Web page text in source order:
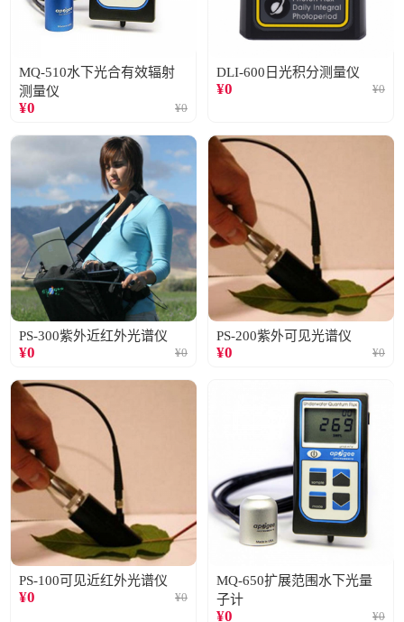
MQ-510水下光合有效辐射
测量仪
¥0 ¥0
DLI-600日光积分测量仪
¥0 ¥0
PS-300紫外近红外光谱仪
¥0 ¥0
PS-200紫外可见光谱仪
¥0 ¥0
PS-100可见近红外光谱仪
¥0 ¥0
MQ-650扩展范围水下光量
子计
¥0 ¥0